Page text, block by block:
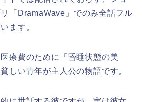
「DramaWave」でのみ全話フル
ます。
療費のために「昏睡状態の美
しい青年が主人公の物語です。